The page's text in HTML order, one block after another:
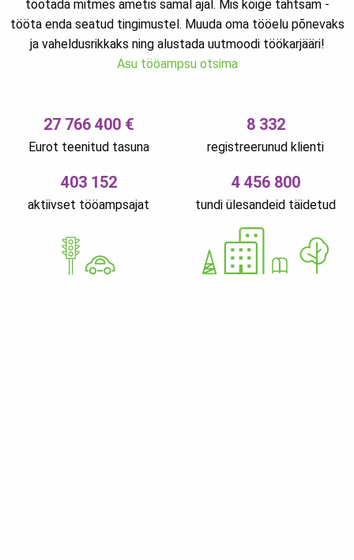
töötada mitmes ametis samal ajal. Mis kõige tähtsam -
tööta enda seatud tingimustel. Muuda oma tööelu põnevaks
ja vaheldusrikkaks ning alustada uutmoodi töökarjääri!
Asu tööampsu otsima
27 766 400 €
Eurot teenitud tasuna
8 332
registreerunud klienti
403 152
aktiivset tööampsajat
4 456 800
tundi ülesandeid täidetud